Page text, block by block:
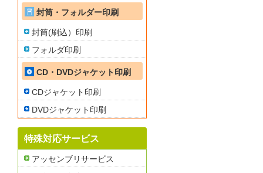
封筒・フォルダー印刷
封筒(刷込）印刷
フォルダ印刷
CD・DVDジャケット印刷
CDジャケット印刷
DVDジャケット印刷
特殊対応サービス
アッセンブリサービス